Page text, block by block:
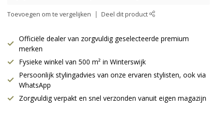
Toevoegen om te vergelijken Deel dit product
Officiële dealer van zorgvuldig geselecteerde premium
merken
Fysieke winkel van 500 m² in Winterswijk
Persoonlijk stylingadvies van onze ervaren stylisten, ook via
WhatsApp
Zorgvuldig verpakt en snel verzonden vanuit eigen magazijn